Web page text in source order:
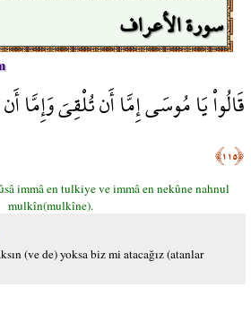
سورة الأعراف
قَالُواْ يَا مُوسَى إِمَّا أَن تُلْقِيَ وَإِمَّا
﴿١١٥﴾
immâ en tulkiye ve immâ en nekûne nahnul
mulkîn(mulkîne).
(ve de) yoksa biz mi atacağız (atanlar